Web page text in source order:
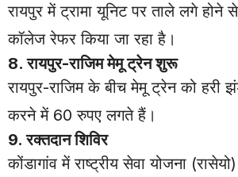
रायपुर में ट्रामा यूनिट पर ताले लगे
कॉलेज रेफर किया जा रहा है।
8. रायपुर-राजिम मेमू ट्रेन शुरू
रायपुर-राजिम के बीच मेमू ट्रेन को हरी
करने में 60 रुपए लगते हैं।
9. रक्तदान शिविर
कोंडागांव में राष्ट्रीय सेवा योजना